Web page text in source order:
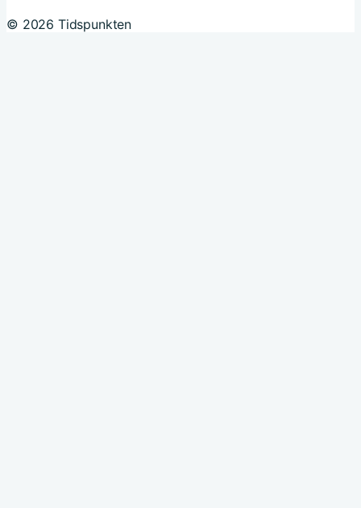
© 2026 Tidspunkten